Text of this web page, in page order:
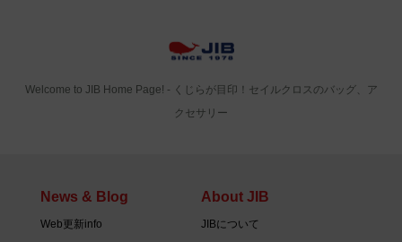
Welcome to JIB Home Page! ‐ くじらが目印！セイルクロスのバッグ、ア
クセサリー
News & Blog
Web更新info
About JIB
JIBについて